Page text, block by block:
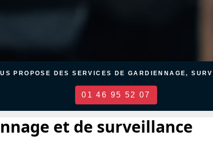
PROPOSE DES SERVICES DE GARDIENNAGE,
01 46 95 52 07
et de surveillance